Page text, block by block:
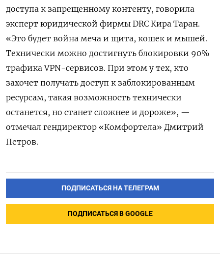
доступа к запрещенному контенту, говорила
эксперт юридической фирмы DRC Кира Таран.
«Это будет война меча и щита, кошек и мышей.
Технически можно достигнуть блокировки 90%
трафика VPN-сервисов. При этом у тех, кто
захочет получать доступ к заблокированным
ресурсам, такая возможность технически
останется, но станет сложнее и дороже», —
отмечал гендиректор «Комфортела» Дмитрий
Петров.
ПОДПИСАТЬСЯ НА ТЕЛЕГРАМ
ПОДПИСАТЬСЯ В GOOGLE